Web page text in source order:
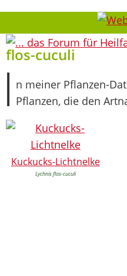
flos-cuculi
I n meiner Pflanzen-
Pflanzen, die den
Kuckucks-Lichtnelke
Lychnis flos-cuculi